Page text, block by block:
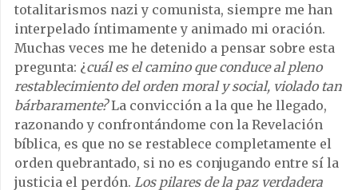
totalitarismos nazi y comunista, siempre me han
interpelado íntimamente y animado mi oración.
Muchas veces me he detenido a pensar sobre esta
pregunta: ¿cuál es el camino que conduce al pleno
restablecimiento del orden moral y social, violado tan
bárbaramente?La convicción a la que he llegado,
razonando y confrontándome con la Revelación
bíblica, es que no se restablece completamente el
orden quebrantado, si no es conjugando entre sí la
justicia el perdón. Los pilares de la paz verdadera